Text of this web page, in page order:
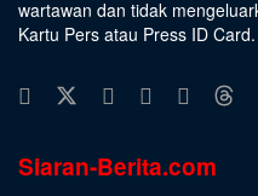
wartawan dan tidak
Kartu Pers atau Press ID Card.
Siaran-Berita.com